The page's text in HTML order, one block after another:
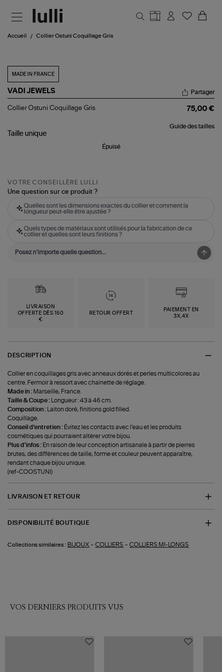
Accueil Collier Ostuni Coquillage Gris
MADE IN FRANCE
VADI JEWELS
Collier
Gris
Partager
Collier Ostuni Coquillage Gris 75,00 €
Guide des tailles
Taille unique
Épuisé
VOTRE CONSEILLÈRE LULLI
Une question sur ce produit ?
Quelles sont les dimensions exactes du collier et comment la
longueur peut-elle être ajustée ?
Quels types de matériaux sont utilisés pour la fabrication de ce
collier et quelles sont leurs finitions ?
LIVRAISON
OFFERTE DÈS 150
€
RETOUR OFFERT
PAIEMENT EN
3X,4X
DESCRIPTION
Collier en coquillages gris avec anneaux dorés et perles multicolores au
centre. Fermoir à ressort avec chainette de réglage.
Made in : Marseille, France.
Taille & Coupe :
Longueur : 43 à 46 cm.
Composition :
Laiton doré, finitions gold filled.
Coquillage.
Conseil d'entretien : Évitez les contacts avec l’eau et les produits
cosmétiques qui pourraient altérer votre bijou.
Plus d'infos : En raison de leur conception artisanale à partir de pierres
brutes, des différences de taille, forme et couleur peuvent apparaître,
rendant chaque bijou unique.
(ref-COOSTUNI)
LIVRAISON ET RETOUR
DISPONIBILITÉ BOUTIQUE
Collections similaires : BIJOUX -COLLIERS -COLLIERS MI-LONGS
VOS DERNIERS PRODUITS VUS